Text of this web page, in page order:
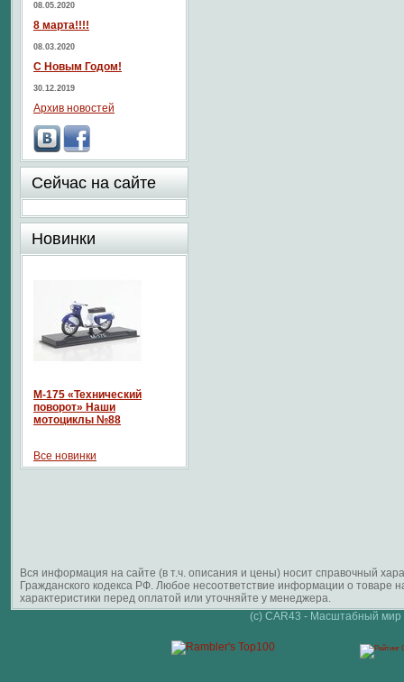
08.05.2020
8 марта!!!!
08.03.2020
С Новым Годом!
30.12.2019
Архив новостей
Сейчас на сайте
Новинки
М-175 «Технический
поворот» Наши
мотоциклы №88
Все новинки
Вся информация на сайте (в т.ч. описания и цены) носит справочный
Гражданского кодекса РФ. Любое несоответствие информации о
характеристики перед оплатой или уточняйте у менеджера.
(c) CAR43 - Масштабный мир